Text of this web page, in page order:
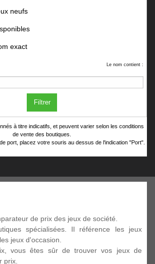
neufs
exact
Le nom contient :
Filtrer
à titre indicatifs, et peuvent varier selon les conditions
de vente des boutiques.
port, placez votre souris au dessus de l'indication "Port".
de prix des jeux de société.
spécialisées. Il référence les jeux
jeux d'occasion.
vous êtes sûr de trouver vos jeux de
prix.